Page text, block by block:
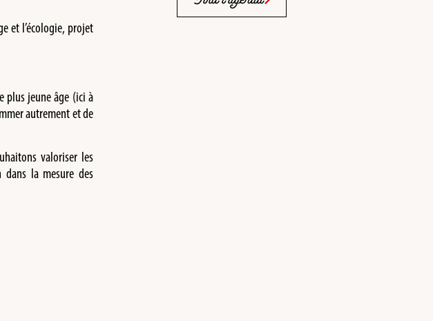
et l’écologie, projet
plus jeune âge (ici à
autrement et de
valoriser les
dans la mesure des